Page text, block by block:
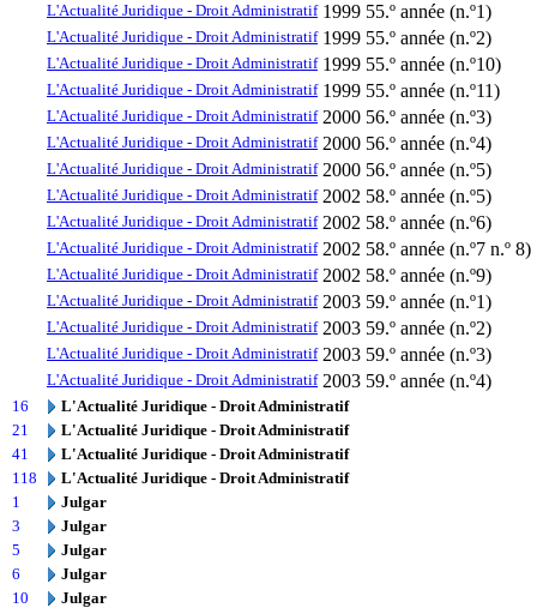
L'Actualité Juridique - Droit Administratif 1999 55.º année (n.º1)
L'Actualité Juridique - Droit Administratif 1999 55.º année (n.º2)
L'Actualité Juridique - Droit Administratif 1999 55.º année (n.º10)
L'Actualité Juridique - Droit Administratif 1999 55.º année (n.º11)
L'Actualité Juridique - Droit Administratif 2000 56.º année (n.º3)
L'Actualité Juridique - Droit Administratif 2000 56.º année (n.º4)
L'Actualité Juridique - Droit Administratif 2000 56.º année (n.º5)
L'Actualité Juridique - Droit Administratif 2002 58.º année (n.º5)
L'Actualité Juridique - Droit Administratif 2002 58.º année (n.º6)
L'Actualité Juridique - Droit Administratif 2002 58.º année (n.º7 n.º 8)
L'Actualité Juridique - Droit Administratif 2002 58.º année (n.º9)
L'Actualité Juridique - Droit Administratif 2003 59.º année (n.º1)
L'Actualité Juridique - Droit Administratif 2003 59.º année (n.º2)
L'Actualité Juridique - Droit Administratif 2003 59.º année (n.º3)
L'Actualité Juridique - Droit Administratif 2003 59.º année (n.º4)
16
L'Actualité Juridique - Droit Administratif
21
L'Actualité Juridique - Droit Administratif
41
L'Actualité Juridique - Droit Administratif
118
L'Actualité Juridique - Droit Administratif
1
Julgar
3
Julgar
5
Julgar
6
Julgar
10
Julgar